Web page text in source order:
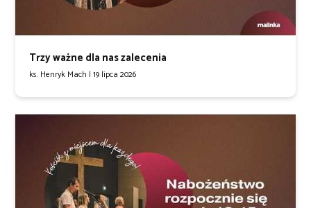
Trzy ważne dla nas zalecenia
ks. Henryk Mach | 19 lipca 2026